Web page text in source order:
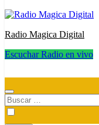
Radio Magica Digital
Escuchar Radio en vivo
Buscar: